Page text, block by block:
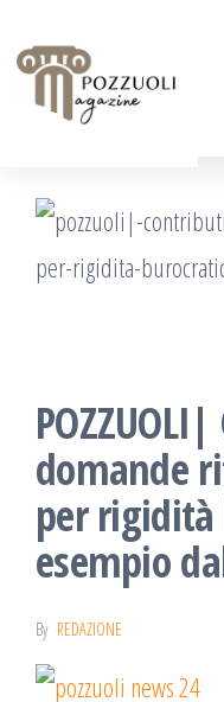
contenuto
domande
per
esempio
By REDAZIONE